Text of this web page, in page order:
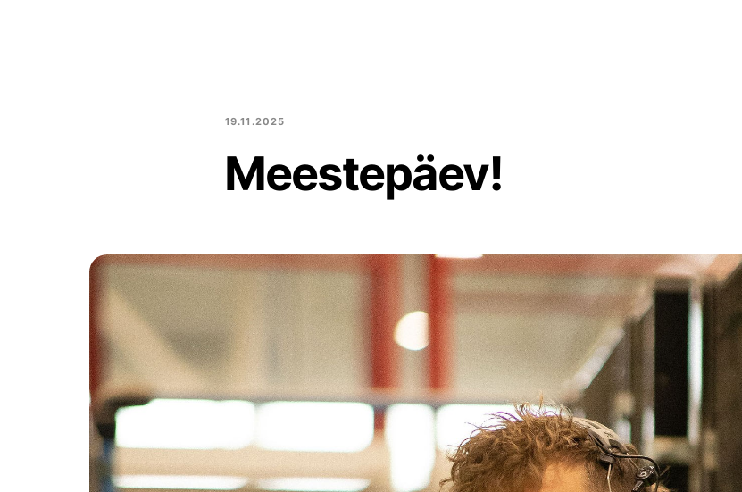
19.11.2025
Meestepäev!